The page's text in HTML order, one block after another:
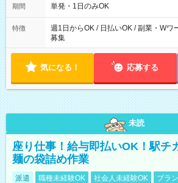
全額支給！） 例(3) 21:00~5:00（夜勤
期間 単発・1日のみOK
特徴
週1日からOK / 日払いOK / 副業・Wワ
募集
気になる！ 応募する
未読
座り仕事！給与即払いOK！駅チ
麺の袋詰め作業
派遣 職種未経験OK 社会人未経験OK
ブラ